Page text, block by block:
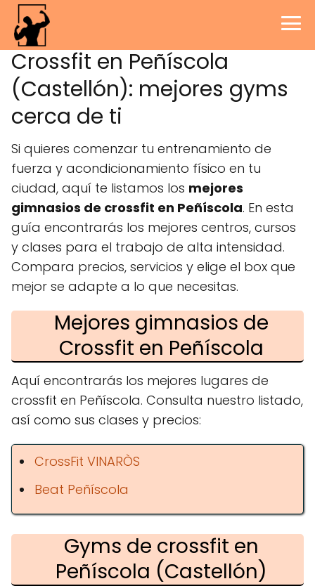
Crossfit en Peñíscola
(Castellón): mejores gyms
cerca de ti
Si quieres comenzar tu entrenamiento de
fuerza y acondicionamiento físico en tu
ciudad, aquí te listamos los mejores
gimnasios de crossfit en Peñíscola. En esta
guía encontrarás los mejores centros, cursos
y clases para el trabajo de alta intensidad.
Compara precios, servicios y elige el box que
mejor se adapte a lo que necesitas.
Mejores gimnasios de
Crossfit en Peñíscola
Aquí encontrarás los mejores lugares de
crossfit en Peñíscola. Consulta nuestro listado,
así como sus clases y precios:
CrossFit VINARÒS
Beat Peñíscola
Gyms de crossfit en
Peñíscola (Castellón)